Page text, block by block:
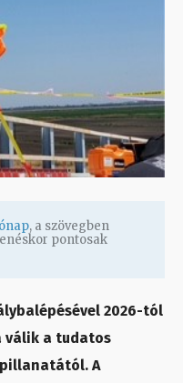
, a szövegben
pontosak
2026-tól
válik a tudatos
A